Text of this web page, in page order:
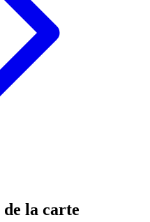
de la carte